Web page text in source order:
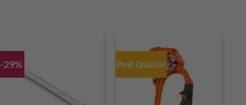
-29% Profi Qualität